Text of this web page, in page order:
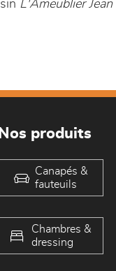
L'Ameublier Jean
Nos produits
Canapés &
fauteuils
Chambres &
dressing